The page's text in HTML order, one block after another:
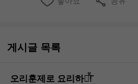
게시글 목록
오리훈제로 요리하기̊̈!̆̈